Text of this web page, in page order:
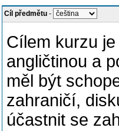
Cíl předmětu -
Cílem kurzu
angličtinou a
měl být
zahraničí,
účastnit se